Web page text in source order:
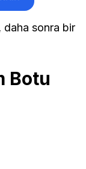
daha sonra bir
Botu